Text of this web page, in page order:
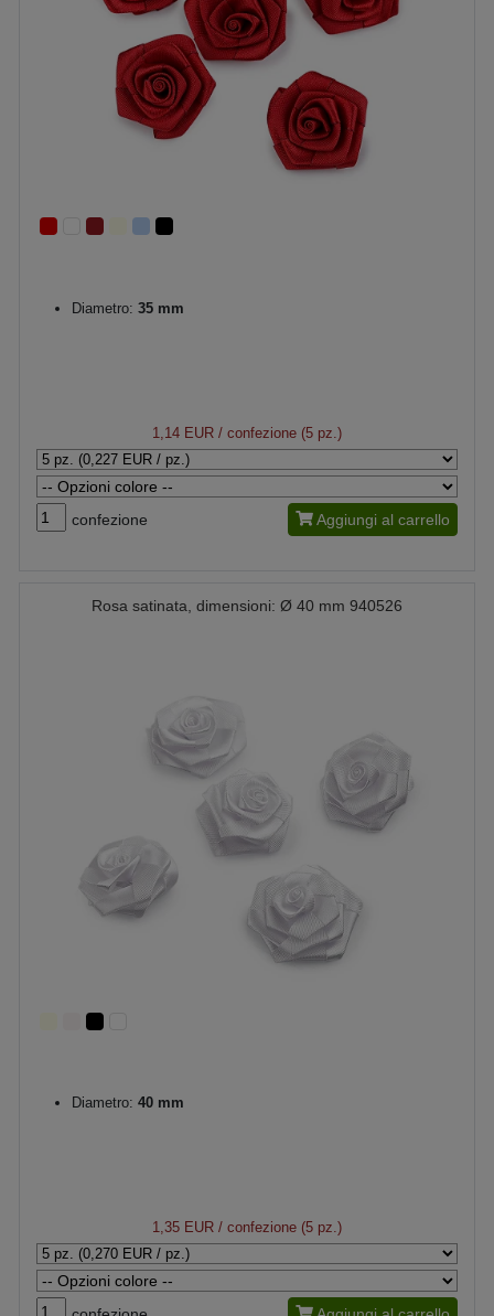
Diametro: 35 mm
1,14 EUR / confezione (5 pz.)
confezione Aggiungi al carrello
Rosa satinata, dimensioni: Ø 40 mm 940526
Diametro: 40 mm
1,35 EUR / confezione (5 pz.)